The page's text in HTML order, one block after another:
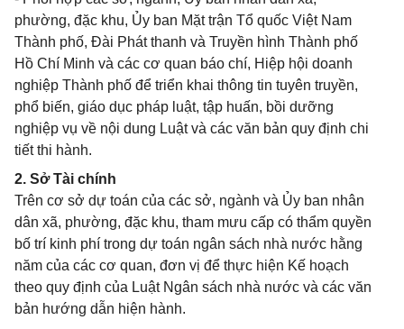
phường, đặc khu, Ủy ban Mặt trận Tổ quốc Việt Nam
Thành phố, Đài Phát thanh và Truyền hình Thành phố
Hồ Chí Minh và các cơ quan báo chí, Hiệp hội doanh
nghiệp Thành phố để triển khai thông tin tuyên truyền,
phổ biến, giáo dục pháp luật, tập huấn, bồi dưỡng
nghiệp vụ về nội dung Luật và các văn bản quy định chi
tiết thi hành.
2. Sở Tài chính
Trên cơ sở dự toán của các sở, ngành và Ủy ban nhân
dân xã, phường, đặc khu, tham mưu cấp có thẩm quyền
bố trí kinh phí trong dự toán ngân sách nhà nước hằng
năm của các cơ quan, đơn vị để thực hiện Kế hoạch
theo quy định của Luật Ngân sách nhà nước và các văn
bản hướng dẫn hiện hành.